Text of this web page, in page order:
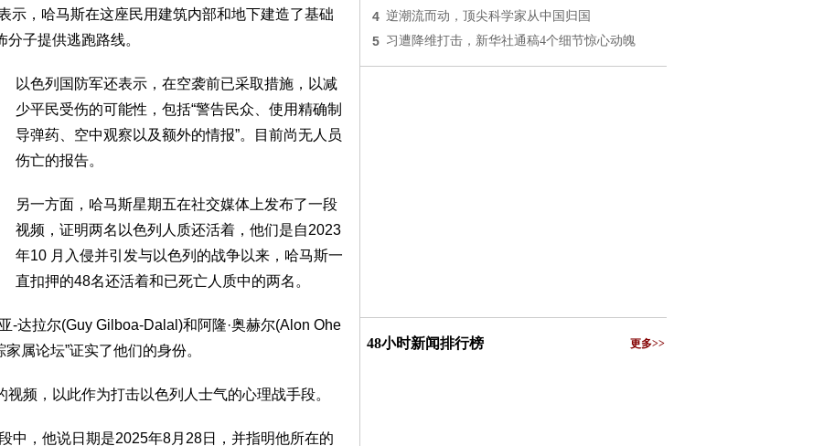
示，哈马斯在这座民用建筑内部和地下建造了基础
子提供逃跑路线。
以色列国防军还表示，在空袭前已采取措施，以减
少平民受伤的可能性，包括“警告民众、使用精确制
导弹药、空中观察以及额外的情报”。目前尚无人员
伤亡的报告。
另一方面，哈马斯星期五在社交媒体上发布了一段
视频，证明两名以色列人质还活着，他们是自2023
年10 月入侵并引发与以色列的战争以来，哈马斯一
直扣押的48名还活着和已死亡人质中的两名。
-达拉尔(Guy Gilboa-Dalal)和阿隆·奥赫尔(Alon Ohe
属论坛”证实了他们的身份。
频，以此作为打击以色列人士气的心理战手段。
中，他说日期是2025年8月28日，并指明他所在的
4 逆潮流而动，顶尖科学家从中国归国
5 习遭降维打击，新华社通稿4个细节惊心动魄
48小时新闻排行榜 更多>>